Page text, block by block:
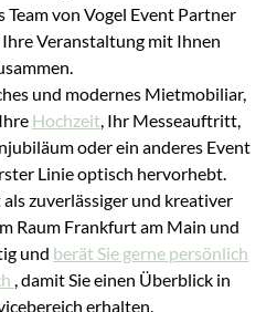
von Vogel Event Partner
Veranstaltung mit Ihnen
und modernes Mietmobiliar,
Hochzeit, Ihr Messeauftritt,
oder ein anderes Event
Linie optisch hervorhebt.
zuverlässiger und kreativer
Raum Frankfurt am Main und
und berät Sie gerne persönlich
, damit Sie einen Überblick in
erhalten.